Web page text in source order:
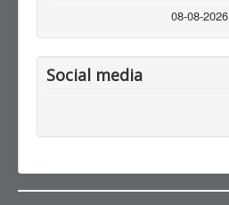
08-08-2026
Social media